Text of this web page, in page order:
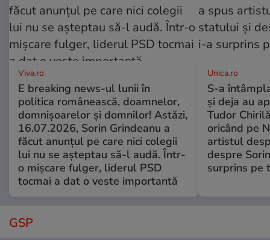
Viva.ro
E breaking news-ul lunii în
politica românească, doamnelor,
domnișoarelor și domnilor! Astăzi,
16.07.2026, Sorin Grindeanu a
făcut anunțul pe care nici colegii
lui nu se așteptau să-l audă. Într-
o mișcare fulger, liderul PSD
tocmai a dat o veste importantă
Unica.ro
S-a
și deja au
Tudor
oricând pe
artistul
despre
surprins pe
GSP